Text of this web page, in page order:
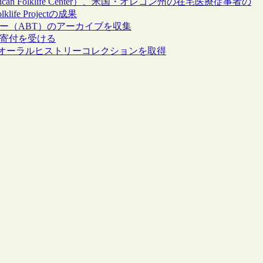
Projectの成果
（ABT）のアーカイブを収集
付を受ける
ーラルヒストリーコレクションを取得